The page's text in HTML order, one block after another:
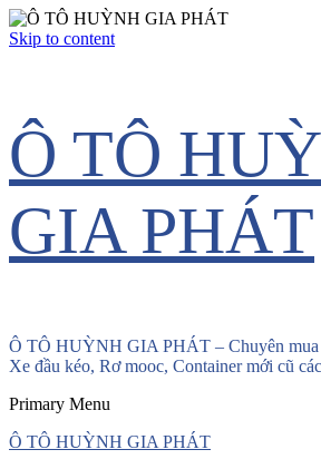
Skip to content
Ô TÔ
GIA PHÁT
Ô TÔ HUỲNH GIA PHÁT – Chuyên mua
Xe đầu kéo, Rơ mooc, Container mới cũ
Primary Menu
Ô TÔ HUỲNH GIA PHÁT